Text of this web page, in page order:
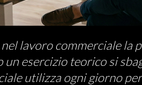
nel lavoro commerciale la
un esercizio teorico si
utilizza ogni giorno